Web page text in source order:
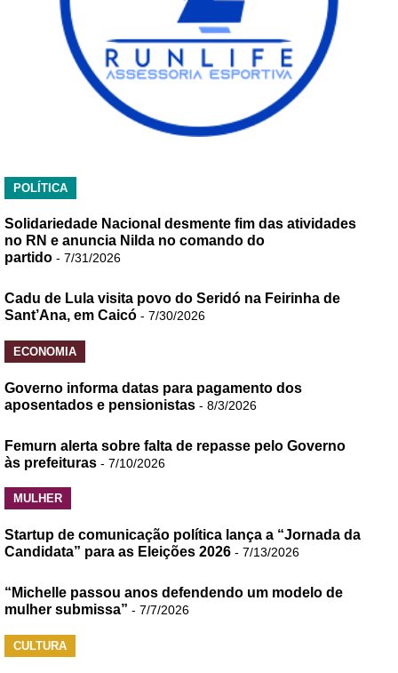
POLÍTICA
Solidariedade Nacional desmente fim das atividades
no RN e anuncia Nilda no comando do
partido - 7/31/2026
Cadu de Lula visita povo do Seridó na Feirinha de
Sant’Ana, em Caicó - 7/30/2026
ECONOMIA
Governo informa datas para pagamento dos
aposentados e pensionistas - 8/3/2026
Femurn alerta sobre falta de repasse pelo Governo
às prefeituras - 7/10/2026
MULHER
Startup de comunicação política lança a “Jornada da
Candidata” para as Eleições 2026 - 7/13/2026
“Michelle passou anos defendendo um modelo de
mulher submissa” - 7/7/2026
CULTURA